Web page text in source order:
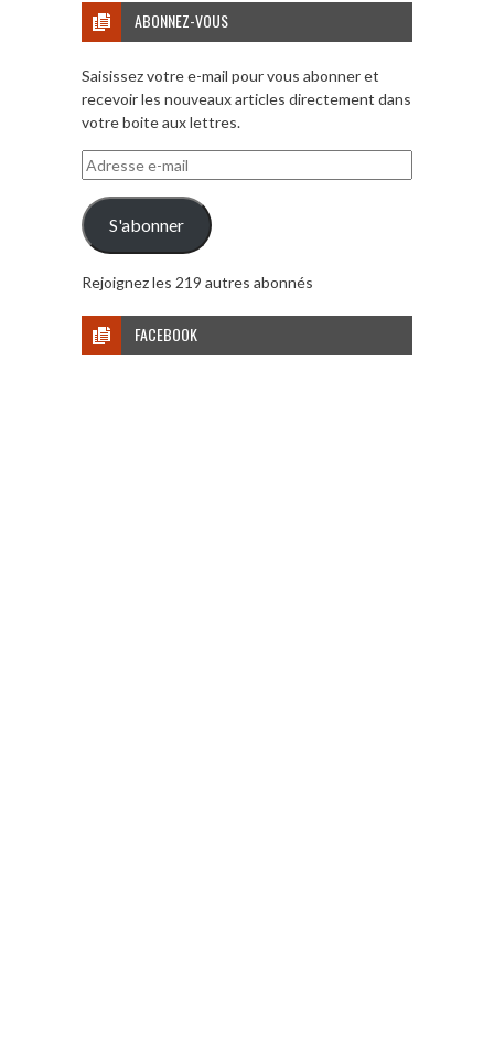
ABONNEZ-VOUS
Saisissez votre e-mail pour vous abonner et
recevoir les nouveaux articles directement dans
votre boite aux lettres.
Adresse
e-
mail
S'abonner
Rejoignez les 219 autres abonnés
FACEBOOK